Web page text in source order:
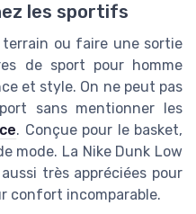
les sportifs
ou faire une sortie
de sport pour homme
et style. On ne peut pas
sans mentionner les
. Conçue pour le basket,
mode. La Nike Dunk Low
très appréciées pour
confort incomparable.